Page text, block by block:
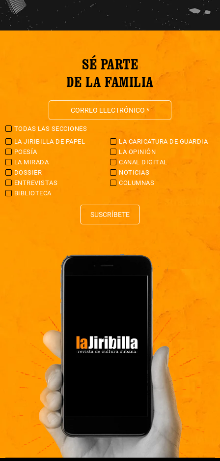
SÉ PARTE
DE LA FAMILIA
TODAS LAS SECCIONES
LA JIRIBILLA DE PAPEL
LA CARICATURA DE GUARDIA
POESÍA
LA OPINIÓN
LA MIRADA
CANAL DIGITAL
DOSSIER
NOTICIAS
ENTREVISTAS
COLUMNAS
BIBLIOTECA
SUSCRÍBETE